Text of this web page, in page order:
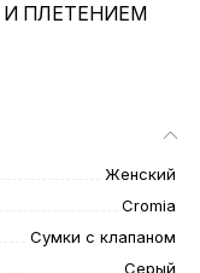
ПЛЕТЕНИЕМ
Женский
Cromia
Сумки с клапаном
Серый